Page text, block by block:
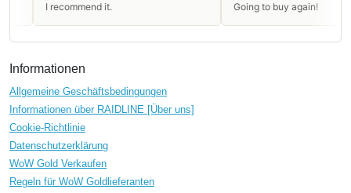
I recommend it.
Going to buy again!
Informationen
Allgemeine Geschäftsbedingungen
Informationen über RAIDLINE [Über uns]
Cookie-Richtlinie
Datenschutzerklärung
WoW Gold Verkaufen
Regeln für WoW Goldlieferanten